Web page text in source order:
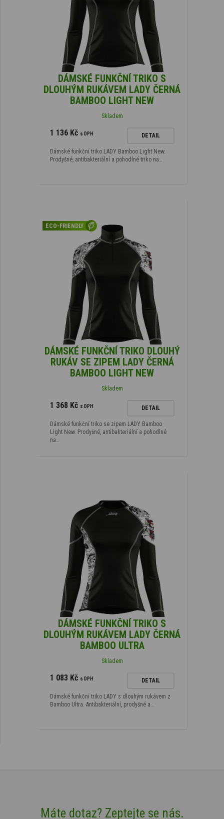
DÁMSKÉ FUNKČNÍ TRIKO S
DLOUHÝM RUKÁVEM LADY ČERNÁ
BAMBOO LIGHT NEW
Skladem
1 136 Kč s DPH DETAIL
Dámské funkční triko LADY Bamboo Light New.
Prodyšné, antibakteriální a pohodlné triko na…
ECO-FRIENDLY
DÁMSKÉ FUNKČNÍ TRIKO DLOUHÝ
RUKÁV SE ZIPEM LADY ČERNÁ
BAMBOO LIGHT NEW
Skladem
1 368 Kč s DPH DETAIL
Dámské funkční triko se zipem LADY Bamboo
Light New. Prodyšné, antibakteriální a pohodlné
na…
DÁMSKÉ FUNKČNÍ TRIKO S
DLOUHÝM RUKÁVEM LADY ČERNÁ
BAMBOO ULTRA
Skladem
1 083 Kč s DPH DETAIL
Dámské funkční triko LADY s dlouhým rukávem z
Bamboo Ultra. Antibakteriální, prodyšné a…
Máte dotaz? Zeptejte se nás.